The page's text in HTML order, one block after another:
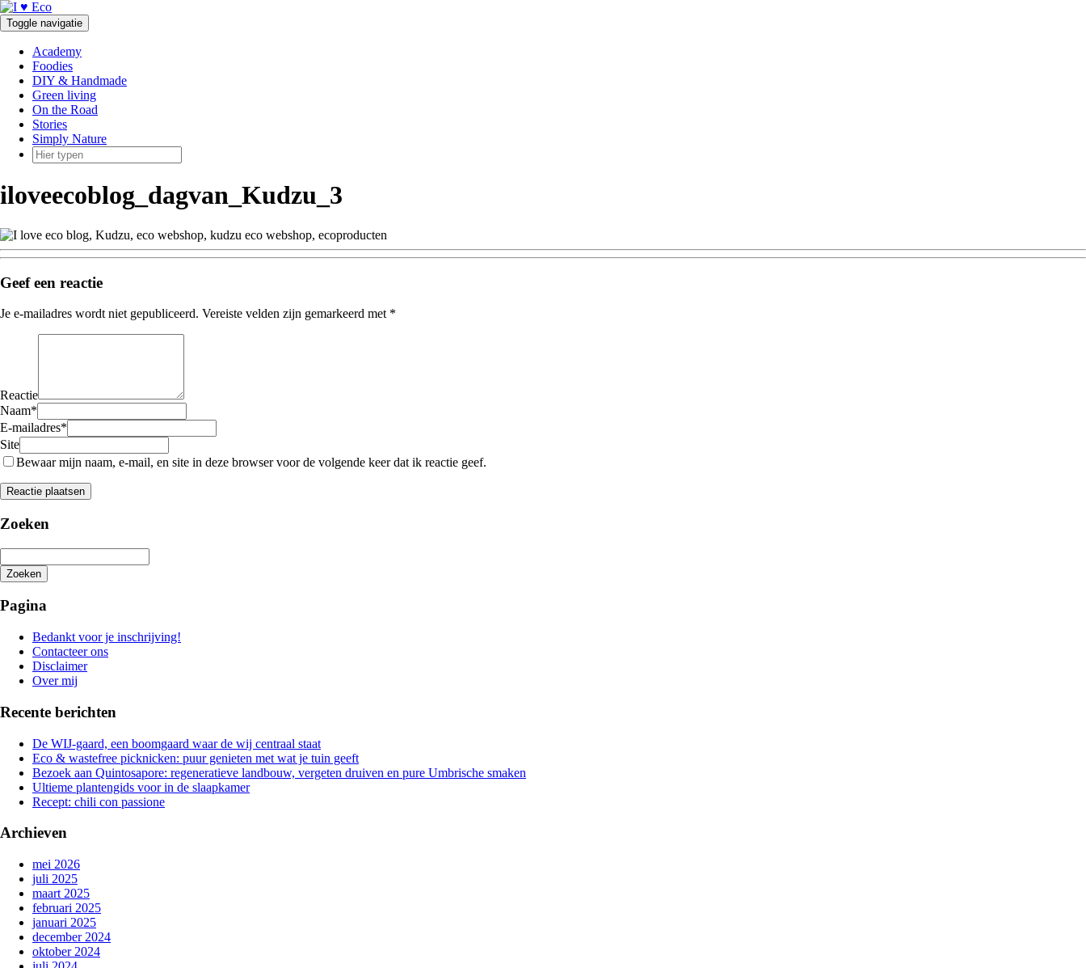
Doorgaan
naar
inhoud
Toggle navigatie
Academy
Foodies
DIY & Handmade
Green living
On the Road
Stories
Simply Nature
iloveecoblog_dagvan_Kudzu_3
Geef een reactie
Je e-mailadres wordt niet gepubliceerd. Vereiste velden zijn gemarkeerd met *
Reactie
Naam*
E-mailadres*
Site
Bewaar mijn naam, e-mail, en site in deze browser voor de volgende keer dat ik reactie geef.
Zoeken
Zoeken
zoeken
Pagina
Bedankt voor je inschrijving!
Contacteer ons
Disclaimer
Over mij
Recente berichten
De WIJ-gaard, een boomgaard waar de wij centraal staat
Eco & wastefree picknicken: puur genieten met wat je tuin geeft
Bezoek aan Quintosapore: regeneratieve landbouw, vergeten druiven en pure Umbrische smaken
Ultieme plantengids voor in de slaapkamer
Recept: chili con passione
Archieven
mei 2026
juli 2025
maart 2025
februari 2025
januari 2025
december 2024
oktober 2024